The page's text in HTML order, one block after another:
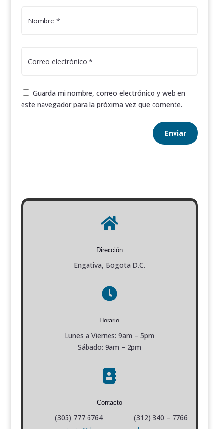
Guarda mi nombre, correo electrónico y web en
este navegador para la próxima vez que comente.
Enviar

Dirección
Engativa, Bogota D.C.

Horario
Lunes a Viernes: 9am – 5pm
Sábado: 9am – 2pm

Contacto
(305) 777 6764 (312) 340 – 7766